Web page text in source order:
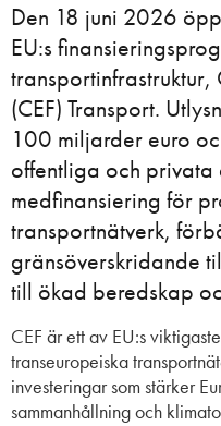
Den 18 juni 2026
EU:s
(CEF) Transport.
100 miljarder euro
offentliga och privata
medfinansiering för
transportnätverk,
gränsöverskridande
till ökad beredskap
CEF är ett av EU:s
transeuropeiska
investeringar som stärker
sammanhållning och